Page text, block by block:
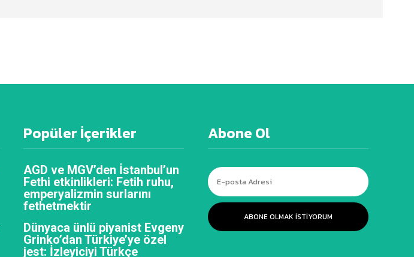
Popüler İçerikler
AGD ve MGV’den İstanbul’un
Fethi etkinlikleri: Fetih ruhu,
emperyalizmin surlarını
fethetmektir
Dünyaca ünlü piyanist Evgeny
Grinko’dan Türkiye’ye özel
jest: İzleyiciyi Türkçe
Abone Ol
ABONE OLMAK ISTIYORUM